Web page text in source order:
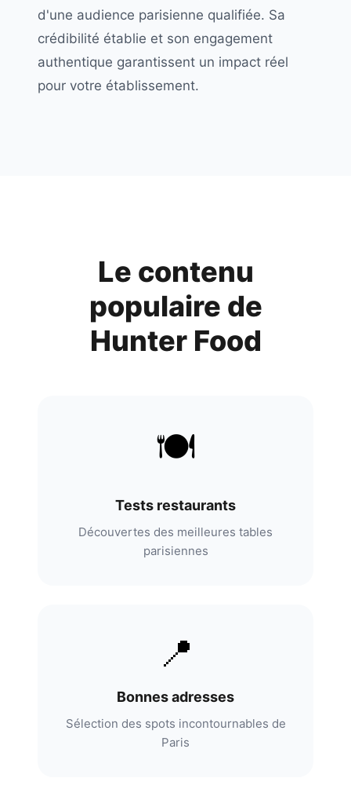
d'une audience parisienne qualifiée. Sa
crédibilité établie et son engagement
authentique garantissent un impact réel
pour votre établissement.
Le contenu
populaire de
Hunter Food
🍽️
Tests restaurants
Découvertes des meilleures tables
parisiennes
📍
Bonnes adresses
Sélection des spots incontournables de
Paris